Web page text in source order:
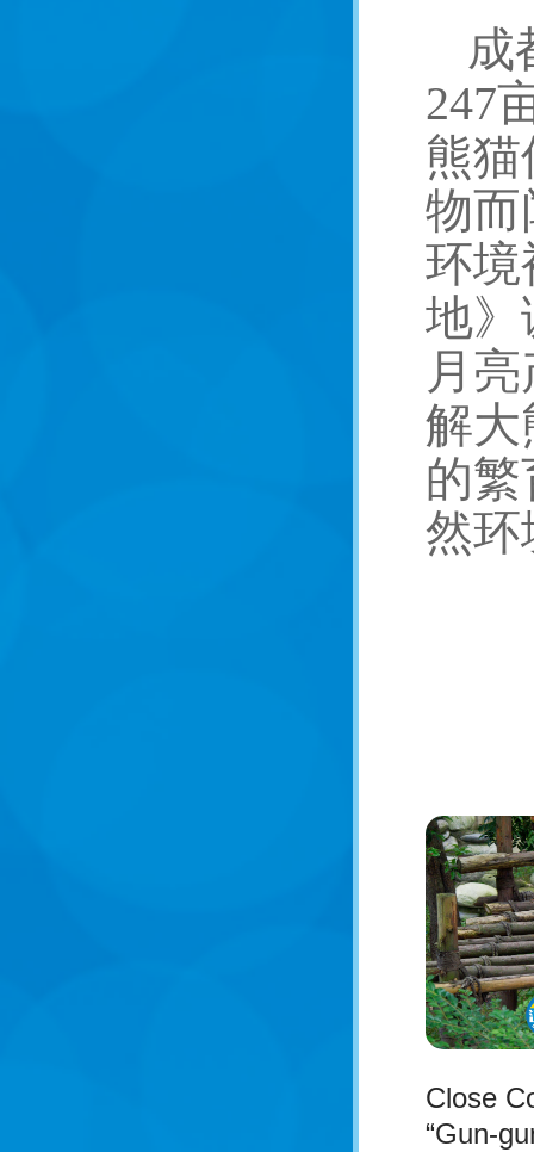
成
247
熊
物而
环境
地》
月
解大
的
然环
Close
“Gun-